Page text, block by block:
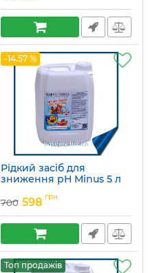
-14.57 %
Рідкий засіб для
зниження pH Minus 5 л
Артикул: 15049710
700 598 грн
Топ продажів